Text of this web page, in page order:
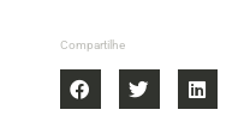
Compartilhe